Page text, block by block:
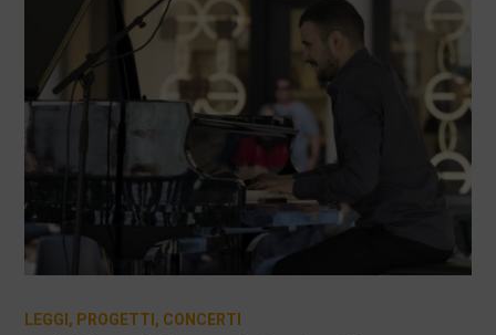
LEGGI , PROGETTI , CONCERTI